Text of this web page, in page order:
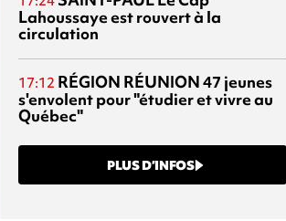
Lahoussaye est rouvert à la
circulation
17:12 RÉGION RÉUNION47 jeunes
s'envolent pour "étudier et vivre au
Québec"
PLUS D’INFOS